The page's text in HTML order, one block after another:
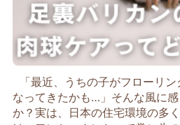
「最近、うちの子がフローリン
なってきたかも…」そんな風に
か？実は、日本の住宅環境の多